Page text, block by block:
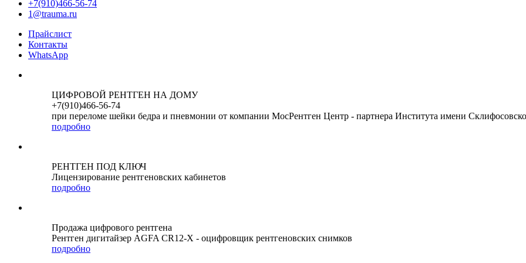
+7(910)466-56-74
1@trauma.ru
Прайслист
Контакты
WhatsApp
ЦИФРОВОЙ РЕНТГЕН НА ДОМУ
+7(910)466-56-74
при переломе шейки бедра и пневмонии от компании МосРентген Центр - партнера Института имени
подробно
РЕНТГЕН ПОД КЛЮЧ
Лицензирование рентгеновских кабинетов
подробно
Продажа цифрового рентгена
Рентген дигитайзер AGFA CR12-X - оцифровщик рентгеновских снимков
подробно